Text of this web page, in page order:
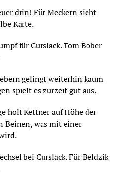
drin! Für Meckern sieht
Karte.
für Curslack. Tom Bober
gelingt weiterhin kaum
spielt es zurzeit gut aus.
holt Kettner auf Höhe der
was mit einer
bei Curslack. Für Beldzik